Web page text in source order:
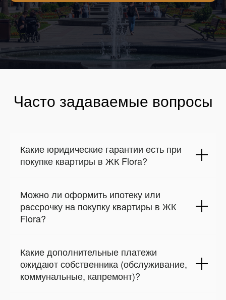
Часто задаваемые вопросы
Какие юридические гарантии есть при
покупке квартиры в ЖК Flora?
Можно ли оформить ипотеку или
рассрочку на покупку квартиры в ЖК
Flora?
Какие дополнительные платежи
ожидают собственника (обслуживание,
коммунальные, капремонт)?